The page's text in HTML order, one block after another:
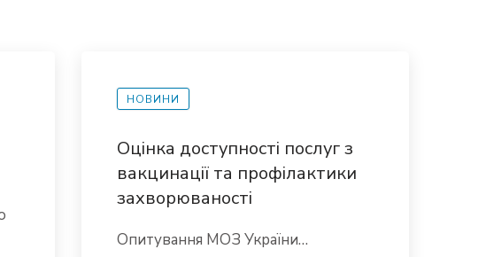
НОВИНИ
Оцінка доступності послуг з
вакцинації та профілактики
захворюваності
Опитування МОЗ України…